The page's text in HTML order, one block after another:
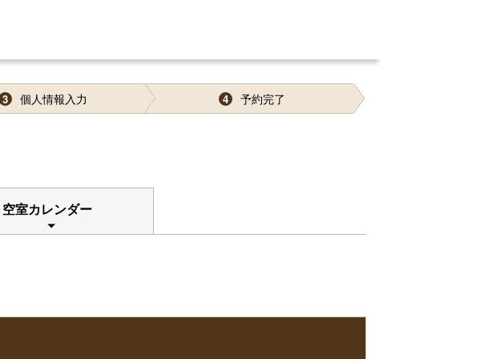
3 個人情報入力 4 予約完了
空室カレンダー